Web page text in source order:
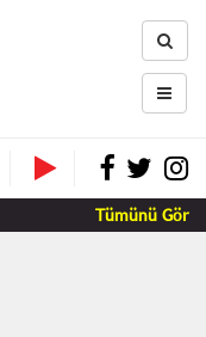
Tümünü Gör